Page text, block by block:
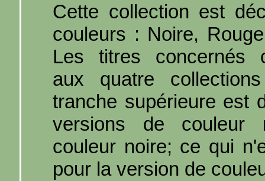
Cette collection est
couleurs : Noire,
Les titres concernés
aux quatre
tranche supérieure est
versions de couleur
couleur noire; ce qui
pour la version de